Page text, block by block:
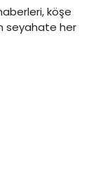
köşe
seyahate her